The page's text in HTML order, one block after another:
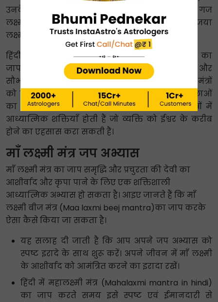
उनके आठ रूपों - आदि लक्ष्मी, धन लक्ष्मी, धन्य लक्ष्मी, गज
लक्ष्मी, संतान लक्ष्मी, वीरा लक्ष्मी, विद्या लक्ष्मी और विजया
लक्ष्मी का प्रतिनिधित्व करती है।
हिंदी में महालक्ष्मी मंत्र (Mahalaxmi mantra in hindi) का
जाप करना एक पवित्र अभ्यास है जो लोगों को धन और
सौभाग्य प्राप्त करने में मदद कर सकता है। माँ लक्ष्मी के मंत्रों
को व्यक्ति को मानसिक शांति और व्यक्ति की अन्य इच्छाओं
का आशीर्वाद देने के लिए भी कहा जाता है। इन मंत्रों में
आध्यात्मिक शक्तियाँ होती हैं जो व्यक्ति को ईश्वर के करीब
होने का एहसास करा सकती हैं।
माँ लक्ष्मी मंत्र जप अभ्यास
माँ लक्ष्मी मंत्र का जाप समृद्धि और प्रचुरता की देवी का
आशीर्वाद और कृपा पाने के लिए एक शक्तिशाली
आध्यात्मिक अभ्यास हो सकता है। आइए जानते हैं कि माँ
लक्ष्मी बीज मंत्र (Maa laxmi beej mantra)का जाप करके
ऐसा कैसे किया जा सकता है।
यह सलाह दी जाती है कि आप अपने जप अभ्यास को
स्पष्ट इरादे के साथ शुरू करें। अपने जीवन में माँ लक्ष्मी
के आशीर्वाद को आमंत्रित करने का इरादा रखें।
हिंदी में महालक्ष्मी मंत्र (Mahalaxmi mantra in hindi)
का जाप करते समय इसे स्पष्ट एवं ईमानदारी से